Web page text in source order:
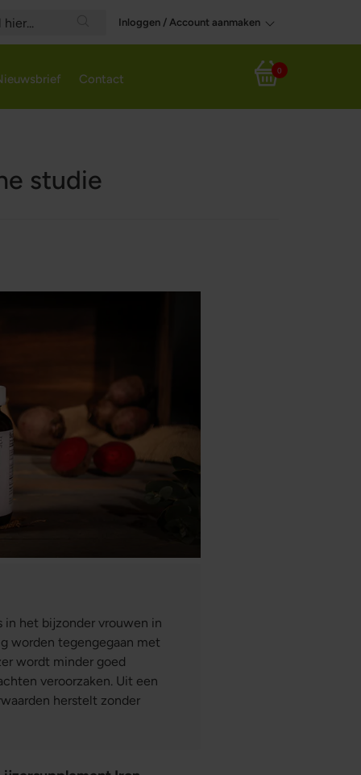
Search
Inloggen / Account aanmaken
Winkelwagen
0
Contact
studie
het bijzonder vrouwen in
worden tegengegaan met
wordt minder goed
veroorzaken. Uit een
herstelt zonder